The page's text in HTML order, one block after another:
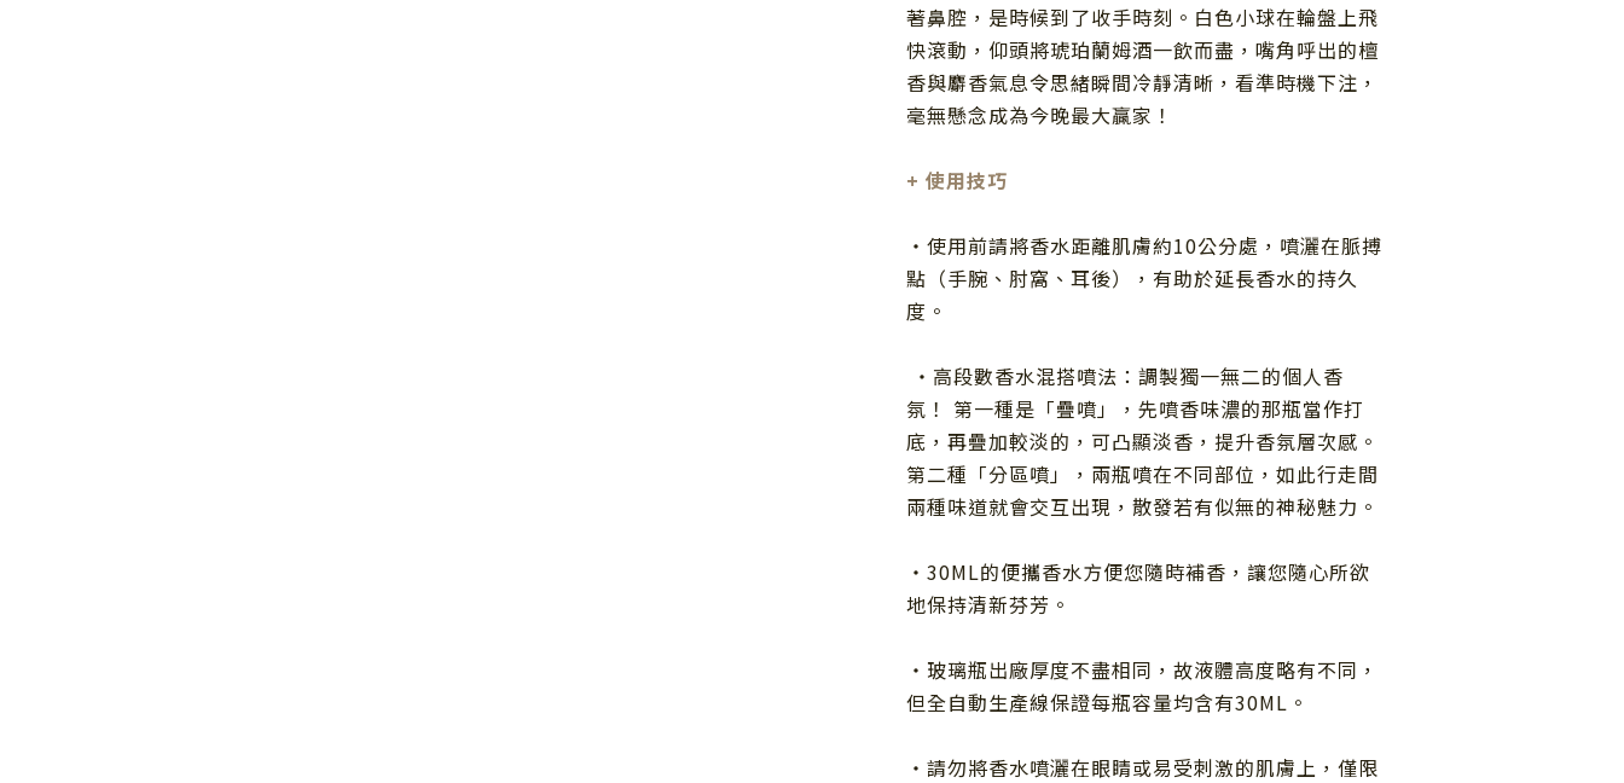
著鼻腔，是時候到了收手時刻。白色小球在輪盤上飛
快滾動，仰頭將琥珀蘭姆酒一飲而盡，嘴角呼出的檀
香與麝香氣息令思緒瞬間冷靜清晰，看準時機下注，
毫無懸念成為今晚最大贏家！
+ 使用技巧
・使用前請將香水距離肌膚約10公分處，噴灑在脈搏
點（手腕、肘窩、耳後），有助於延長香水的持久
度。
・高段數香水混搭噴法：調製獨一無二的個人香
氛！ 第一種是「疊噴」，先噴香味濃的那瓶當作打
底，再疊加較淡的，可凸顯淡香，提升香氛層次感。
第二種「分區噴」，兩瓶噴在不同部位，如此行走間
兩種味道就會交互出現，散發若有似無的神秘魅力。
・ 30ML的便攜香水方便您隨時補香，讓您隨心所欲
地保持清新芬芳。
・玻璃瓶出廠厚度不盡相同，故液體高度略有不同，
但全自動生產線保證每瓶容量均含有30ML。
・請勿將香水噴灑在眼睛或易受刺激的肌膚上，僅限